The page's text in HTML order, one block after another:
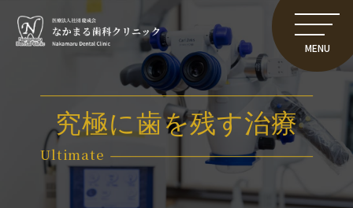
MENU
究極に歯を残す治療
Ultimate